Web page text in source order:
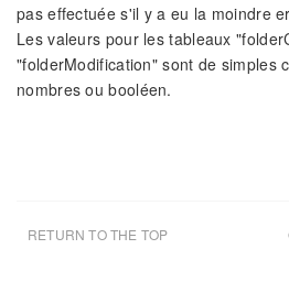
pas effectuée s'il y a eu la moindre
Les valeurs pour les tableaux
"folderModification" sont de simples
nombres ou booléen.
RETURN TO THE TOP